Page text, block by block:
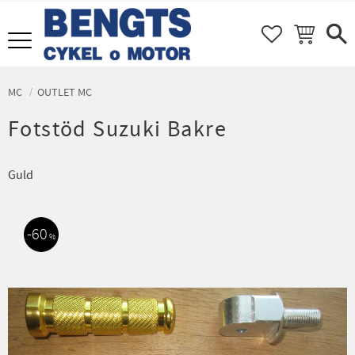
Meny FAVORITER
KUNDVAGN
MC OUTLET MC
Fotstöd Suzuki Bakre
Guld
60 %